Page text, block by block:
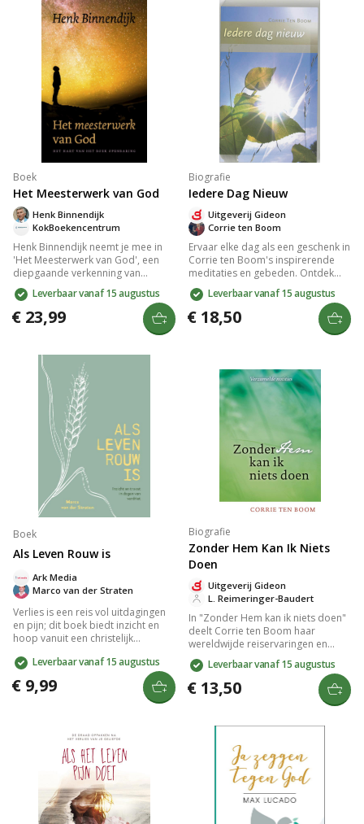
Boek
Het Meesterwerk van God
KokBoekencentrum
Henk Binnendijk
Henk Binnendijk neemt je mee in
'Het Meesterwerk van God', een
diepgaande verkenning van
Openbaring. Deze fascinerende
reis onthult Gods ultieme plan,
verweven met thema's als geloof
en geschiedenis. Laat je inspireren
van het universum en het evangelie
samenkomen.
Leverbaar vanaf 15 augustus
€ 23,99
Biografie
Iedere Dag Nieuw
Corrie ten Boom
Uitgeverij Gideon
Ervaar elke dag als een geschenk in
Corrie ten Boom's inspirerende
meditaties en gebeden. Ontdek
haar onverzettelijke vertrouwen in
God, zelfs in een
concentratiekamp, en lees hoe zij
de overwinnende liefde van Jezus
Christus verspreidde. Een bron van
Leverbaar vanaf 15 augustus
€ 18,50
Boek
Als Leven Rouw is
Marco van der Straten
Ark Media
Verlies is een reis vol uitdagingen
en pijn; dit boek biedt inzicht en
hoop vanuit een christelijk
lezers met praktische
handreikingen en troost in tijden
van rouw, terwijl het begrip van
verdriet verdiept. Een waardevol
Leverbaar vanaf 15 augustus
€ 9,99
Biografie
Zonder Hem Kan Ik Niets
Doen
L. Reimeringer-Baudert
Uitgeverij Gideon
In "Zonder Hem kan ik niets doen"
deelt Corrie ten Boom haar
wereldwijde reiservaringen en
spirituele inzichten. Haar notities
en verhalen tonen haar
diepgewortelde geloof in Jezus
Christus en tonen aan hoe
afhankelijkheid van Hem leidt tot
getuigenissen en overdenkingen.
Leverbaar vanaf 15 augustus
€ 13,50